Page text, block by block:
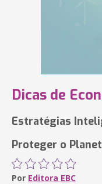
Dicas de
Estratégias
Proteger o
Por Editora EBC